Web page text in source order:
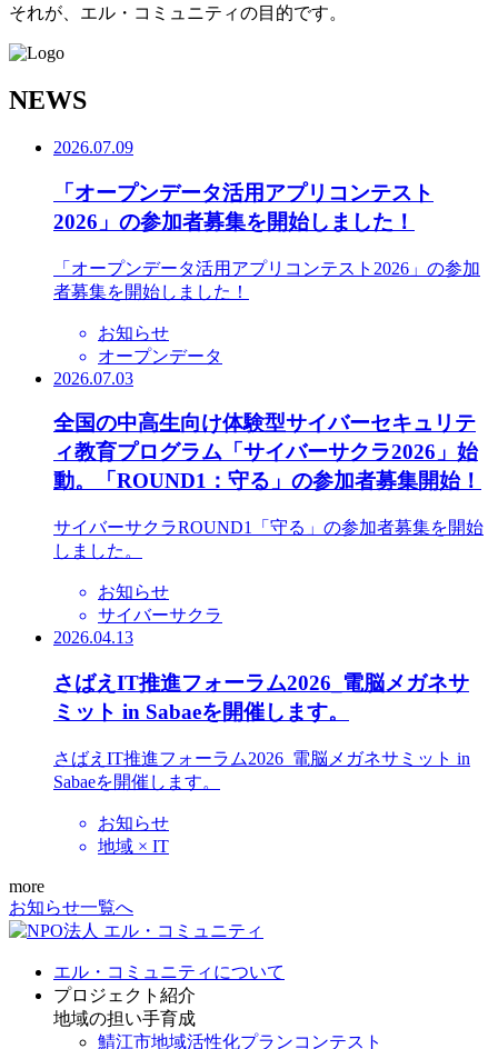
それが、エル・コミュニティの目的です。
NEWS
2026.07.09
「オープンデータ活用アプリコンテスト
2026」の参加者募集を開始しました！
「オープンデータ活用アプリコンテスト2026」の参加
者募集を開始しました！
お知らせ
オープンデータ
2026.07.03
全国の中高生向け体験型サイバーセキュリテ
ィ教育プログラム「サイバーサクラ2026」始
動。「ROUND1：守る」の参加者募集開始！
サイバーサクラROUND1「守る」の参加者募集を開始
しました。
お知らせ
サイバーサクラ
2026.04.13
さばえIT推進フォーラム2026_電脳メガネサ
ミット in Sabaeを開催します。
さばえIT推進フォーラム2026_電脳メガネサミット in
Sabaeを開催します。
お知らせ
地域 × IT
more
お知らせ一覧へ
エル・コミュニティについて
プロジェクト紹介
地域の担い手育成
鯖江市地域活性化プランコンテスト